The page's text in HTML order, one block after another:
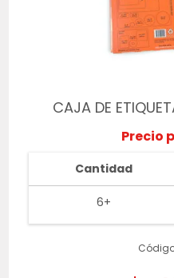
CAJA DE
Precio
Cantidad
6+